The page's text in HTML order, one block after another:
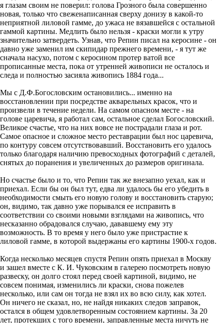
я глазам своим не поверил: голова Грозного была совершенно
новая, только что свеженаписанная сверху донизу в какой-то
неприятной лиловой гамме, до ужаса не вязавшейся с остальной
гаммой картины. Медлить было нельзя - краски могли к утру
значительно затвердеть. Узнав, что Репин писал на керосине - он
давно уже заменил им скипидар прежнего времени, - я тут же
сначала насухо, потом с керосином протер ватой все
прописанные места, пока от утренней живописи не осталось и
следа и полностью засияла живопись 1884 года...
Мы с Д.Ф.Богословским остановились... именно на
восстановлении при посредстве акварельных красок, что и
произвели в течение недели. На самом опасном месте - на
голове царевича, я работал сам, остальное сделал Богословский.
Великое счастье, что на них вовсе не пострадали глаза и рот.
Самое опасное и сложное место реставрации был нос царевича,
по контуру совсем отсутствовавший. Восстановить его удалось
только благодаря наличию превосходных фотографий с деталей,
снятых до поранения и увеличенных до размеров оригинала.
Но счастье было и то, что Репин так же внезапно уехал, как и
приехал. Если бы он был тут, едва ли удалось бы его убедить в
необходимости смыть его новую голову и восстановить старую;
он, видимо, так давно уже порывался ее исправить в
соответствии со своими новыми взглядами на живопись, что
несказанно обрадовался случаю, дававшему ему эту
возможность. В то время у него было уже пристрастие к
лиловой гамме, в которой выдержаны его картины 1900-х годов.
Когда несколько месяцев спустя Репин опять приехал в Москву
и зашел вместе с К. И. Чуковским в галерею посмотреть новую
развеску, он долго стоял перед своей картиной, видимо, не
совсем понимая, изменились ли краски, снова пожелев
несколько, или сам он тогда не взял их во всю силу, как хотел.
Он ничего не сказал, но, не найдя никаких следов заправок,
остался в общем удовлетворенным состоянием картины. За 20
лет, протекших с того времени, заправленные места ничуть не